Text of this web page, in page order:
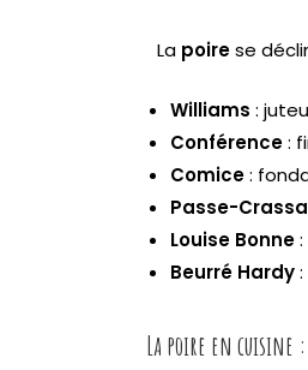
La poirese
Williams :
Conférence:
Comice:
Passe-
Louise Bonne
Beurré Hardy
La poire en cuisine